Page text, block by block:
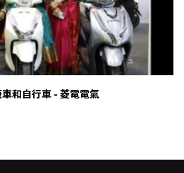
和自行車 - 菱電電氣